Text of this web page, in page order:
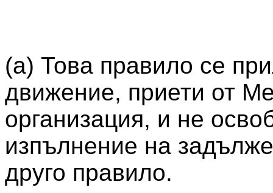
(а) Това правило се
движение, приети от
организация, и не
изпълнение на
друго правило.